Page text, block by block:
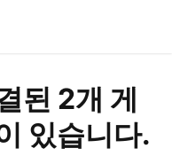
된 2개 게
있습니다.